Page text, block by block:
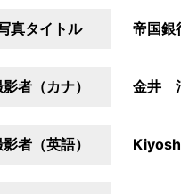
真タイトル 帝国銀
者（カナ） 金井
者（英語）